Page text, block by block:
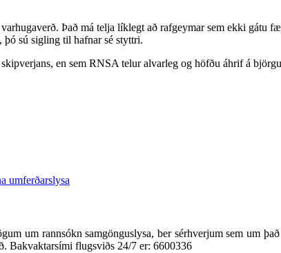
Það má telja líklegt að rafgeymar sem ekki gátu
sú sigling til hafnar sé styttri.
en sem RNSA telur alvarleg og höfðu áhrif á
umferðarslysa
um rannsókn samgönguslysa, ber sérhverjum sem um
Bakvaktarsími flugsviðs 24/7 er: 6600336